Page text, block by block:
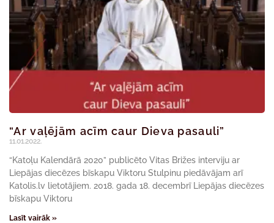
“Ar vaļējām acīm caur Dieva pasauli”
11.01.2022.
“Katoļu Kalendārā 2020” publicēto Vitas Brižes interviju ar
Liepājas diecēzes bīskapu Viktoru Stulpinu piedāvājam arī
Katolis.lv lietotājiem. 2018. gada 18. decembrī Liepājas diecēzes
bīskapu Viktoru
Lasīt vairāk »